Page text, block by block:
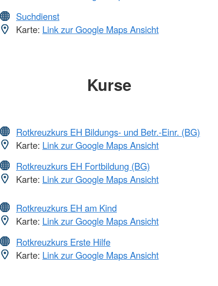
Suchdienst
Karte: Link zur Google Maps Ansicht
Kurse
Rotkreuzkurs EH Bildungs- und Betr.-Einr. (BG)
Karte: Link zur Google Maps Ansicht
Rotkreuzkurs EH Fortbildung (BG)
Karte: Link zur Google Maps Ansicht
Rotkreuzkurs EH am Kind
Karte: Link zur Google Maps Ansicht
Rotkreuzkurs Erste Hilfe
Karte: Link zur Google Maps Ansicht